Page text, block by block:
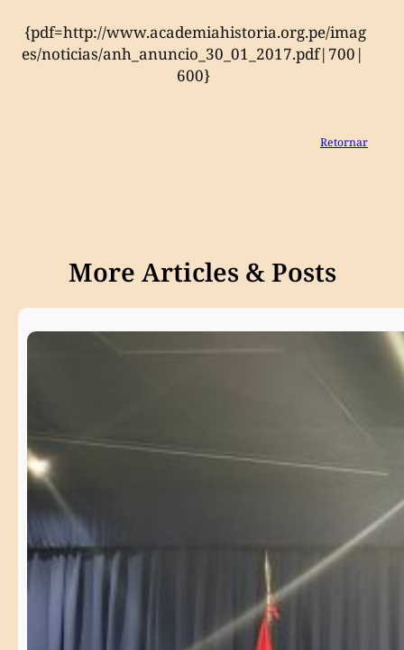
{pdf=http://www.academiahistoria.org.pe/imag
es/noticias/anh_anuncio_30_01_2017.pdf|700|
600}
Retornar
More Articles & Posts